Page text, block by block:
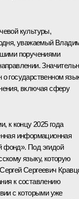
культуры,
уважаемый
поручениями
государственном
включая сферу
к концу 2025 года
информационная
фонд». Под эгидой
языку, которую
Сергеевич
к составлению
с которыми уже